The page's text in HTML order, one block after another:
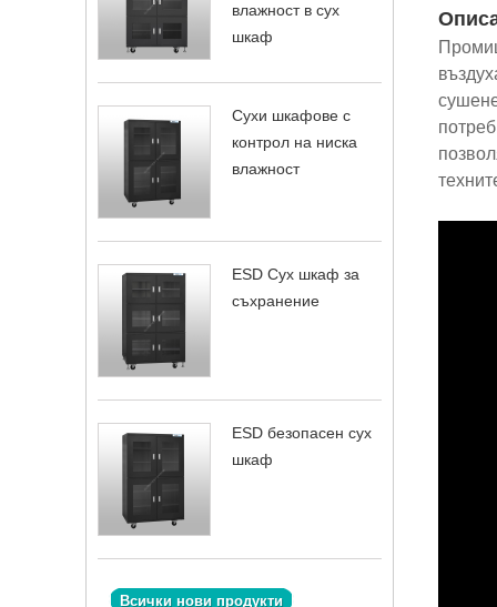
влажност в сух
шкаф
Сухи шкафове с
контрол на ниска
влажност
ESD Сух шкаф за
съхранение
ESD безопасен сух
шкаф
Всички нови продукти